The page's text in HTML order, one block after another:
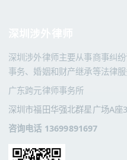
深圳涉外律师主要从事商事纠
事务、婚姻和财产继承等法律服
广东跨元律师事务所
深圳市福田华强北群星广场A座
咨询电话 13699891697